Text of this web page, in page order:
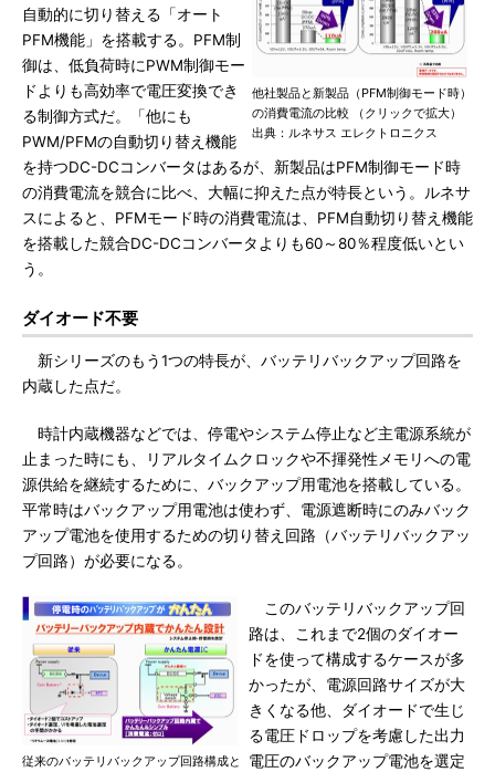
他社製品と新製品（PFM制御モード時）
の消費電流の比較 （クリックで拡大）
出典：ルネサス エレクトロニクス
自動的に切り替える「オート
PFM機能」を搭載する。PFM制
御は、低負荷時にPWM制御モー
ドよりも高効率で電圧変換でき
る制御方式だ。「他にも
PWM/PFMの自動切り替え機能
を持つDC-DCコンバータはあるが、新製品はPFM制御モード時
の消費電流を競合に比べ、大幅に抑えた点が特長という。ルネサ
スによると、PFMモード時の消費電流は、PFM自動切り替え機能
を搭載した競合DC-DCコンバータよりも60～80％程度低いとい
う。
ダイオード不要
新シリーズのもう1つの特長が、バッテリバックアップ回路を
内蔵した点だ。
時計内蔵機器などでは、停電やシステム停止など主電源系統が
止まった時にも、リアルタイムクロックや不揮発性メモリへの電
源供給を継続するために、バックアップ用電池を搭載している。
平常時はバックアップ用電池は使わず、電源遮断時にのみバック
アップ電池を使用するための切り替え回路（バッテリバックアッ
プ回路）が必要になる。
従来のバッテリバックアップ回路構成と
このバッテリバックアップ回
路は、これまで2個のダイオー
ドを使って構成するケースが多
かったが、電源回路サイズが大
きくなる他、ダイオードで生じ
る電圧ドロップを考慮した出力
電圧のバックアップ電池を選定